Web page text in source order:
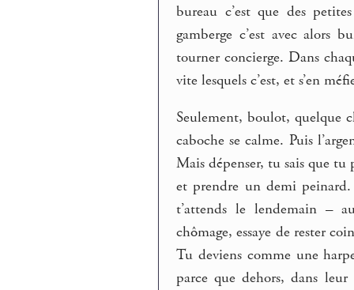
bureau c’est que des
gamberge c’est avec alors
tourner concierge. Dans
vite lesquels c’est, et s’en
Seulement, boulot, quelque
caboche se calme. Puis
Mais dépenser, tu sais que tu
et prendre un demi
t’attends le lendemain –
chômage, essaye de rester
Tu deviens comme une
parce que dehors, dans